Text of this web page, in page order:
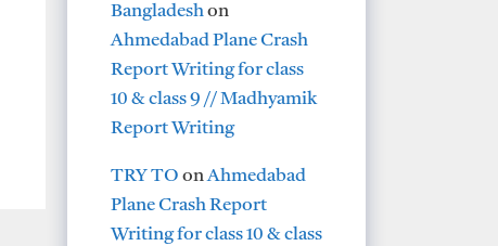
Bangladeshon
Ahmedabad Plane Crash
Report Writing for class
10 & class 9 // Madhyamik
Report Writing
TRY TO onAhmedabad
Plane Crash Report
Writing for class 10 & class